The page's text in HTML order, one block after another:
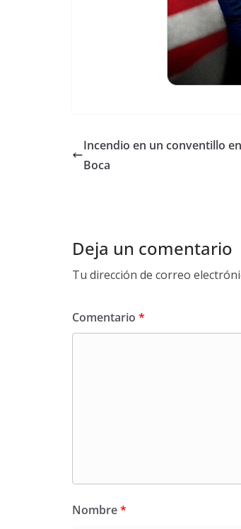
Incendio en un conventillo
Boca
Deja un comentario
Tu dirección de correo
Comentario *
Nombre*